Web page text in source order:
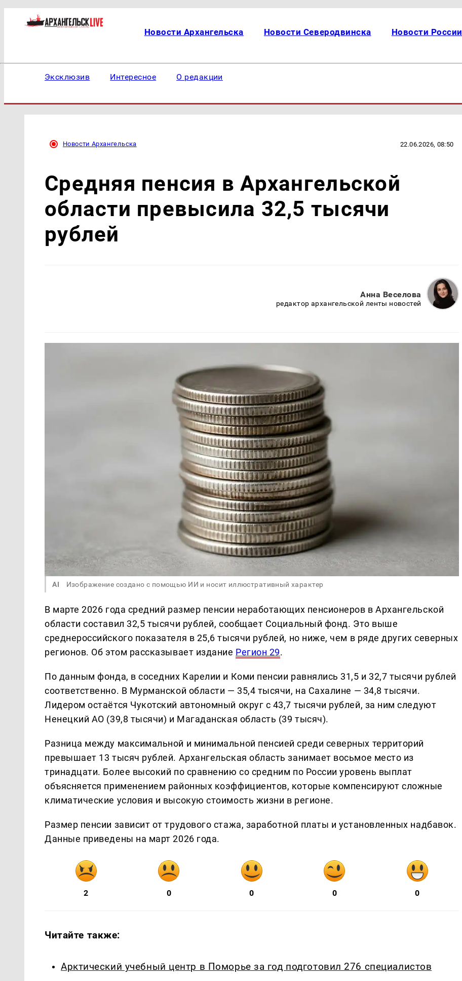
Новости Архангельска Новости Северодвинска Новости России
Эксклюзив Интересное О редакции
Новости Архангельска 22.06.2026, 08:50
Средняя пенсия в Архангельской
области превысила 32,5 тысячи
рублей
Анна Веселова
редактор архангельской ленты новостей
AI Изображение создано с помощью ИИ и носит иллюстративный характер
В марте 2026 года средний размер пенсии неработающих пенсионеров в Архангельской
области составил 32,5 тысячи рублей, сообщает Социальный фонд. Это выше
среднероссийского показателя в 25,6 тысячи рублей, но ниже, чем в ряде других северных
регионов. Об этом рассказывает издание Регион 29.
По данным фонда, в соседних Карелии и Коми пенсии равнялись 31,5 и 32,7 тысячи рублей
соответственно. В Мурманской области — 35,4 тысячи, на Сахалине — 34,8 тысячи.
Лидером остаётся Чукотский автономный округ с 43,7 тысячи рублей, за ним следуют
Ненецкий АО (39,8 тысячи) и Магаданская область (39 тысяч).
Разница между максимальной и минимальной пенсией среди северных территорий
превышает 13 тысяч рублей. Архангельская область занимает восьмое место из
тринадцати. Более высокий по сравнению со средним по России уровень выплат
объясняется применением районных коэффициентов, которые компенсируют сложные
климатические условия и высокую стоимость жизни в регионе.
Размер пенсии зависит от трудового стажа, заработной платы и установленных надбавок.
Данные приведены на март 2026 года.
2 0 0 0 0
Читайте также:
Арктический учебный центр в Поморье за год подготовил 276 специалистов